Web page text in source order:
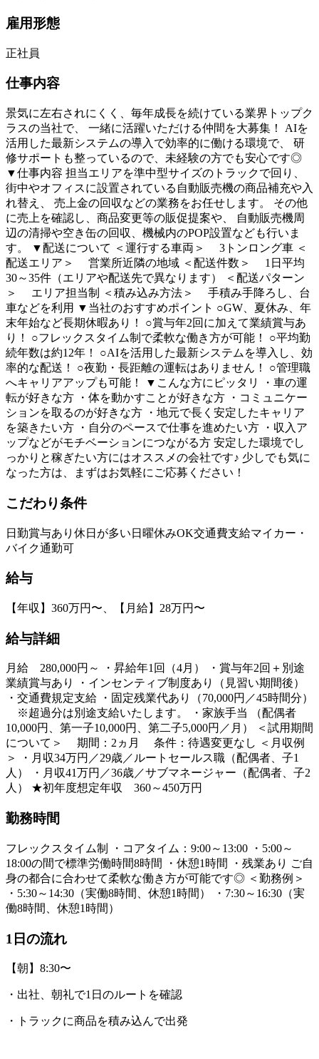
雇用形態
正社員
仕事内容
景気に左右されにくく、毎年成長を続けている業界トップク
ラスの当社で、 一緒に活躍いただける仲間を大募集！ AIを
活用した最新システムの導入で効率的に働ける環境で、 研
修サポートも整っているので、未経験の方でも安心です◎
▼仕事内容 担当エリアを準中型サイズのトラックで回り、
街中やオフィスに設置されている自動販売機の商品補充や入
れ替え、 売上金の回収などの業務をお任せします。 その他
に売上を確認し、商品変更等の販促提案や、 自動販売機周
辺の清掃や空き缶の回収、機械内のPOP設置なども行いま
す。 ▼配送について ＜運行する車両＞ 3トンロング車 ＜
配送エリア＞ 営業所近隣の地域 ＜配送件数＞ 1日平均
30～35件（エリアや配送先で異なります） ＜配送パターン
＞ エリア担当制 ＜積み込み方法＞ 手積み手降ろし、台
車などを利用 ▼当社のおすすめポイント ○GW、夏休み、年
末年始など長期休暇あり！ ○賞与年2回に加えて業績賞与あ
り！ ○フレックスタイム制で柔軟な働き方が可能！ ○平均勤
続年数は約12年！ ○AIを活用した最新システムを導入し、効
率的な配送！ ○夜勤・長距離の運転はありません！ ○管理職
へキャリアアップも可能！ ▼こんな方にピッタリ ・車の運
転が好きな方 ・体を動かすことが好きな方 ・コミュニケー
ションを取るのが好きな方 ・地元で長く安定したキャリア
を築きたい方 ・自分のペースで仕事を進めたい方 ・収入ア
ップなどがモチベーションにつながる方 安定した環境でし
っかりと稼ぎたい方にはオススメの会社です♪ 少しでも気に
なった方は、まずはお気軽にご応募ください！
こだわり条件
日勤賞与あり 休日が多い 日曜休みOK交通費支給マイカー・
バイク通勤可
給与
【年収】360万円〜、【月給】28万円〜
給与詳細
月給 280,000円～ ・昇給年1回（4月） ・賞与年2回＋別途
業績賞与あり ・インセンティブ制度あり（見習い期間後）
・交通費規定支給 ・固定残業代あり（70,000円／45時間分）
※超過分は別途支給いたします。 ・家族手当 （配偶者
10,000円、第一子10,000円、第二子5,000円／月） ＜試用期間
について＞ 期間：2ヵ月 条件：待遇変更なし ＜月収例
＞ ・月収34万円／29歳／ルートセールス職（配偶者、子1
人） ・月収41万円／36歳／サブマネージャー（配偶者、子2
人） ★初年度想定年収 360～450万円
勤務時間
フレックスタイム制 ・コアタイム：9:00～13:00 ・5:00～
18:00の間で標準労働時間8時間 ・休憩1時間 ・残業あり ご自
身の都合に合わせて柔軟な働き方が可能です◎ ＜勤務例＞
・5:30～14:30（実働8時間、休憩1時間） ・7:30～16:30（実
働8時間、休憩1時間）
1日の流れ
【朝】8:30〜
・出社、朝礼で1日のルートを確認
・トラックに商品を積み込んで出発